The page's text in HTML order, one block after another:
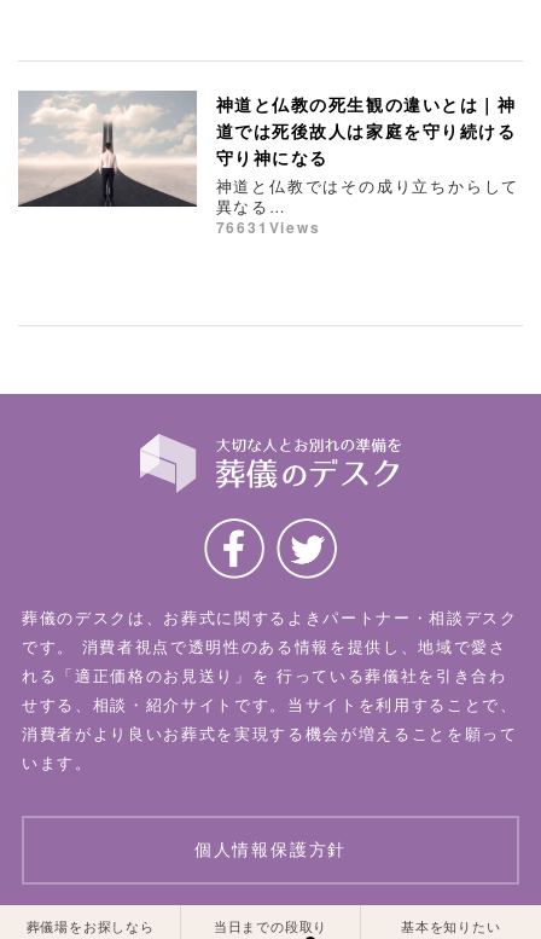
一覧はこちら
神道と仏教の死生観の違いとは｜神
道では死後故人は家庭を守り続ける
守り神になる
神道と仏教ではその成り立ちからして
異なる…
76631Views
一覧はこちら
葬儀場をお探しなら 当日までの段取り 基本を知りたい
葬儀のデスクは、お葬式に関するよきパートナー・相談デスク
です。
消費者視点で透明性のある情報を提供し、地域で愛さ
れる「適正価格のお見送り」を 行っている葬儀社を引き合わ
せする、相談・紹介サイトです。当サイトを利用することで、
消費者がより良いお葬式を実現する機会が増えることを願って
います。
個人情報保護方針
© 2026 葬儀のデスク All Rights Reserved.